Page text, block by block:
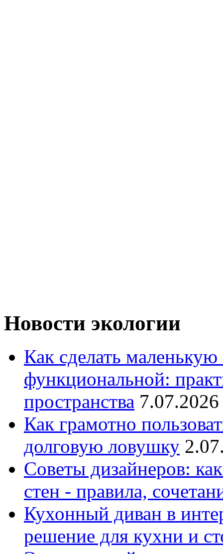
Новости экологии
Как сделать
функциональной:
пространства
Как грамотно
долговую ловушку
Советы дизайнеров:
стен - правила,
Кухонный диван в
решение для кухни и